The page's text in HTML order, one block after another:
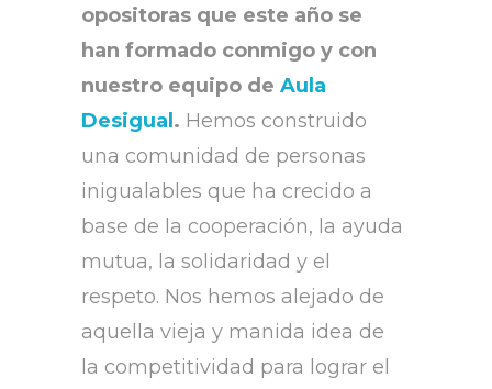
opositoras que este año se
han formado conmigo y con
nuestro equipo de Aula
Desigual . Hemos construido
una comunidad de personas
inigualables que ha crecido a
base de la cooperación, la ayuda
mutua, la solidaridad y el
respeto. Nos hemos alejado de
aquella vieja y manida idea de
la competitividad para lograr el